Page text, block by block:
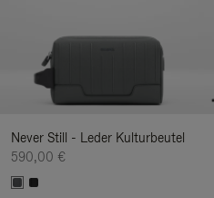
Never Still - Leder Kulturbeutel
590,00 €